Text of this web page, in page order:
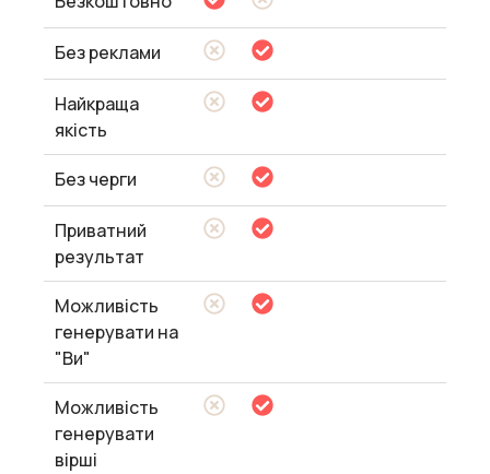
Без реклами
Найкраща
якість
Без черги
Приватний
результат
Можливість
генерувати на
"Ви"
Можливість
генерувати
вірші